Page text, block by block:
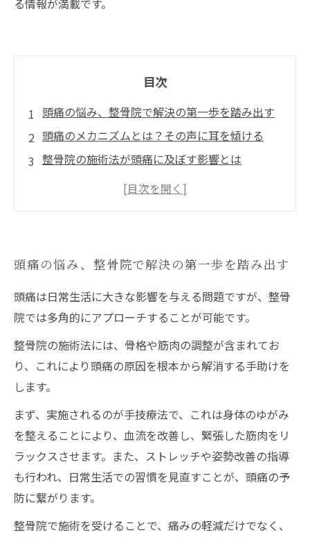
る情報が満載です。
目次
頭痛の悩み、整骨院で解決の第一歩を踏み出す
頭痛のメカニズムとは？その声に耳を傾ける
整骨院の施術法が頭痛に及ぼす影響とは
マッサージや姿勢改善で得られる効果、実体験
頭痛から解放されるための新たな一歩を踏み出
そう
頭痛の悩み、整骨院で解決の第一歩を踏み出す
頭痛は日常生活に大きな影響を与える問題ですが、整骨
院では多角的にアプローチすることが可能です。
整骨院の施術法には、骨格や筋肉の調整が含まれてお
り、これにより頭痛の原因を根本から解消する手助けを
します。
まず、実施されるのが手技療法で、これは身体のゆがみ
を整えることにより、血流を改善し、緊張した筋肉をリ
ラックスさせます。また、ストレッチや姿勢改善の指導
も行われ、日常生活での習慣を見直すことが、頭痛の予
防に繋がります。
整骨院で施術を受けることで、痛みの軽減だけでなく、